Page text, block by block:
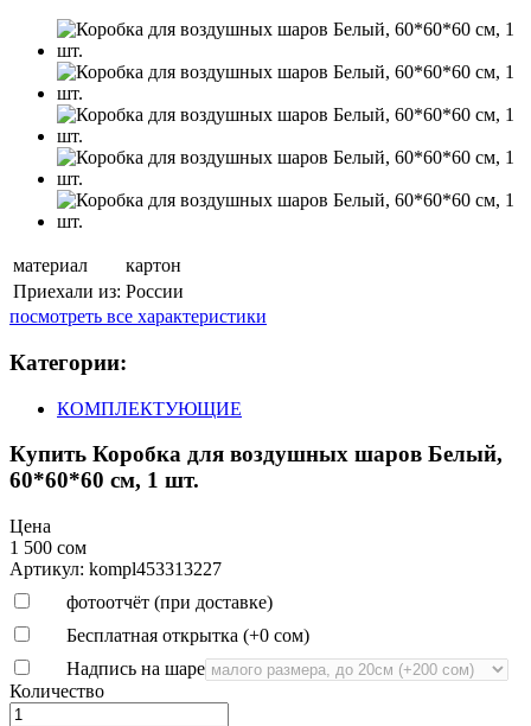
материал
картон
Приехали из: России
посмотреть все характеристики
Категории:
КОМПЛЕКТУЮЩИЕ
Купить Коробка для воздушных шаров Белый,
60*60*60 см, 1 шт.
Цена
1 500 сом
Артикул: kompl453313227
фотоотчёт (при доставке)
Бесплатная открытка (+0 сом)
Надпись на шаре
Количество